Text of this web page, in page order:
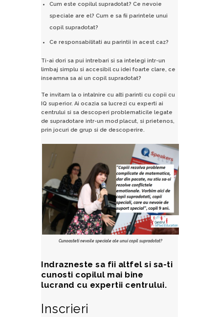
Cum este copilul supradotat? Ce nevoie
speciale are el? Cum e sa fii parintele unui
copil supradotat?
Ce responsabilitati au parintii in acest caz?
Ti-ai dori sa pui intrebari si sa intelegi intr-un
limbaj simplu si accesibil cu idei foarte clare, ce
inseamna sa ai un copil supradotat?
Te invitam la o intalnire cu alti parinti cu copii cu
IQ superior. Ai ocazia sa lucrezi cu experti ai
centrului si sa descoperi problematicile legate
de supradotare intr-un mod placut, si prietenos,
prin jocuri de grup si de descoperire.
Cunoasteti nevoile speciale ale unui copil supradotat?
Indrazneste sa fii altfel si sa-ti
cunosti copilul mai bine
lucrand cu expertii centrului.
Inscrieri